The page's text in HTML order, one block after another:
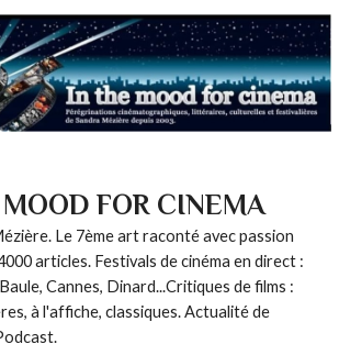
FOR CINEMA
Le 7ème art raconté avec passion
articles. Festivals de cinéma en direct :
Cannes, Dinard...Critiques de films :
à l'affiche, classiques. Actualité de